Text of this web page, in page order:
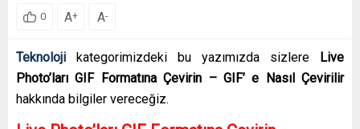
0 A+ A-
Teknoloji kategorimizdeki bu yazımızda sizlere Live
Photo’ları GIF Formatına Çevirin – GIF’ e Nasıl Çevirilir
hakkında bilgiler vereceğiz.